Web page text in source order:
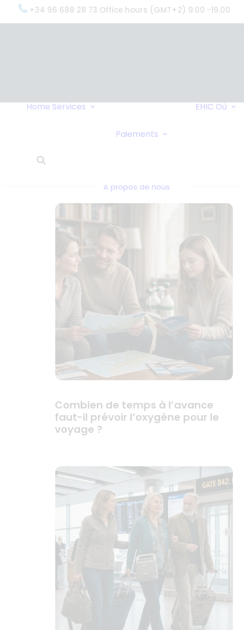
+34 96 688 28 73 Office hours (GMT+2) 9.00 -19.00
Home Services
Service et
Livraisons Urgentes
Service 24h/24
À propos de nous
EHIC Où
Paiements
Combien de temps à l’avance
faut-il prévoir l’oxygène pour le
voyage ?